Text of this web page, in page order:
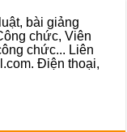
bài giảng
chức, Viên
chức... Liên
Điện thoại,